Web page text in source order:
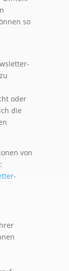
so
oder
die
von